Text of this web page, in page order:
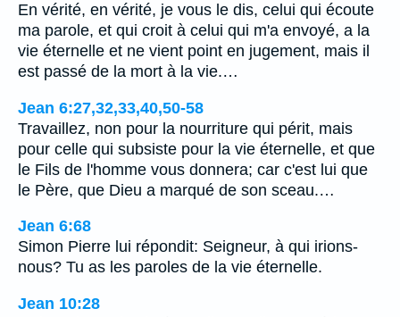
En vérité, en vérité, je vous le dis, celui qui écoute
ma parole, et qui croit à celui qui m'a envoyé, a la
vie éternelle et ne vient point en jugement, mais il
est passé de la mort à la vie.…
Jean 6:27,32,33,40,50-58
Travaillez, non pour la nourriture qui périt, mais
pour celle qui subsiste pour la vie éternelle, et que
le Fils de l'homme vous donnera; car c'est lui que
le Père, que Dieu a marqué de son sceau.…
Jean 6:68
Simon Pierre lui répondit: Seigneur, à qui irions-
nous? Tu as les paroles de la vie éternelle.
Jean 10:28